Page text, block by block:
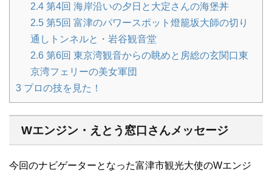
2.4 第4回 海岸沿いの夕日と大定さんの海堡丼
2.5 第5回 富津のパワースポット燈籠坂大師の切り
通しトンネルと・岩谷観音堂
2.6 第6回 東京湾観音からの眺めと房総の玄関口東
京湾フェリーの美女軍団
3 プロの技を見た！
Wエンジン・えとう窓口さんメッセージ
今回のナビゲーターとなった富津市観光大使のWエンジ